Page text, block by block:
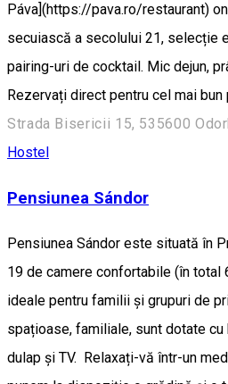
Páva](https://pava.ro/restaurant)
secuiască a secolului 21, selecție
pairing-uri de cocktail. Mic dejun,
Rezervați direct pentru cel mai bun
Strada Bisericii 15, 535600
Hostel
Pensiunea Sándor
Pensiunea Sándor este situată în
19 de camere confortabile (în total
ideale pentru familii și grupuri de
spațioase, familiale, sunt dotate
dulap și TV. Relaxați-vă într-un